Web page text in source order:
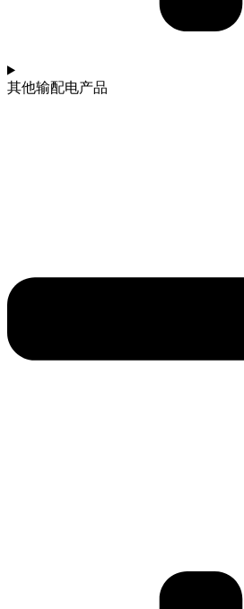
其他输配电产品